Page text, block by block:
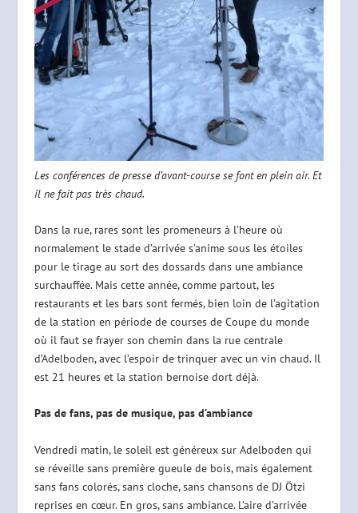
Les conférences de presse d’avant-course se font en plein air. Et
il ne fait pas très chaud.
Dans la rue, rares sont les promeneurs à l’heure où
normalement le stade d’arrivée s’anime sous les étoiles
pour le tirage au sort des dossards dans une ambiance
surchauffée. Mais cette année, comme partout, les
restaurants et les bars sont fermés, bien loin de l’agitation
de la station en période de courses de Coupe du monde
où il faut se frayer son chemin dans la rue centrale
d’Adelboden, avec l’espoir de trinquer avec un vin chaud. Il
est 21 heures et la station bernoise dort déjà.
Pas de fans, pas de musique, pas d’ambiance
Vendredi matin, le soleil est généreux sur Adelboden qui
se réveille sans première gueule de bois, mais également
sans fans colorés, sans cloche, sans chansons de DJ Ötzi
reprises en cœur. En gros, sans ambiance. L’aire d’arrivée